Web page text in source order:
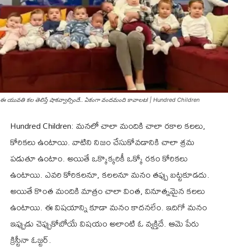
ఈ యువతి కల తెలిస్తే షాకవ్వాల్సిందే.. ఏకంగా వందమంది కావాలట! | Hundred Children
H‌undred Children: మనలో చాలా మందికి చాలా రకాల కలలు,
కోరికలు ఉంటాయి. వాటిని నిజం చేసుకోవడానికి చాలా శ్రమ
పడుతూ ఉంటాం. అయితే ఒక్కొక్కరికీ ఒక్కో రకం కోరికలు
ఉంటాయి. ఎవరి కోరికలనూ, కలలనూ మనం తప్పు బట్టకూడదు.
అయితే కొంత మందికి మాత్రం చాలా వింత, వినూత్నమైన కలలు
ఉంటాయి. ఈ విషయాన్ని కూడా మనం కాదనలేం. ఇదిగో మనం
ఇప్పుడు చెప్పుకోబోయే విషయం అలాంటి ఓ వ్యక్తిదే. ఆమె పేరు
క్రిస్టీనా ఓజ్టర్.